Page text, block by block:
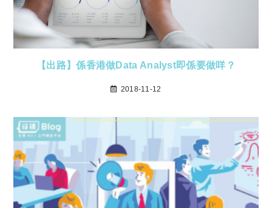
【出路】係香港做Data Analyst即係要做咩？
2018-11-12